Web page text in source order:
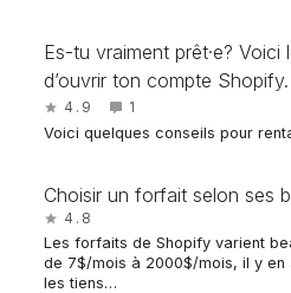
Es-tu vraiment prêt·e?
d’ouvrir ton compte Shopify.
4.9
1
Voici quelques conseils pour
Choisir un forfait selon ses
4.8
Les forfaits de Shopify varient
de 7$/mois à 2000$/mois, il y en
les tiens…